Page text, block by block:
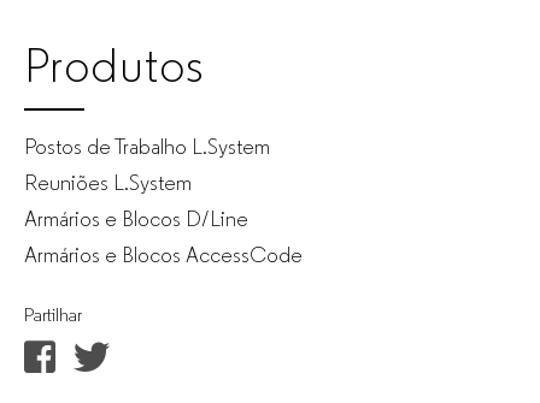
Produtos
Postos de Trabalho L.System
Reuniões L.System
Armários e Blocos D/Line
Armários e Blocos AccessCode
Partilhar